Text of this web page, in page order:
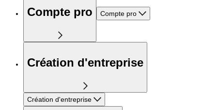
Compte pro Compte pro
Création d'entreprise
Création d'entreprise